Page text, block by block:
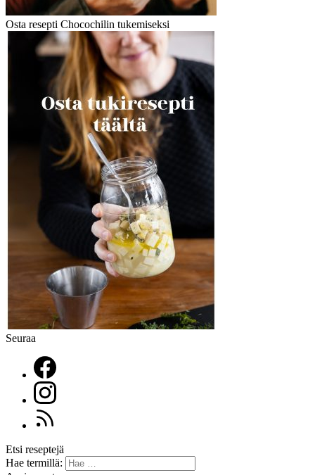
Osta resepti Chocochilin tukemiseksi
Seuraa
Etsi reseptejä
Hae termillä: